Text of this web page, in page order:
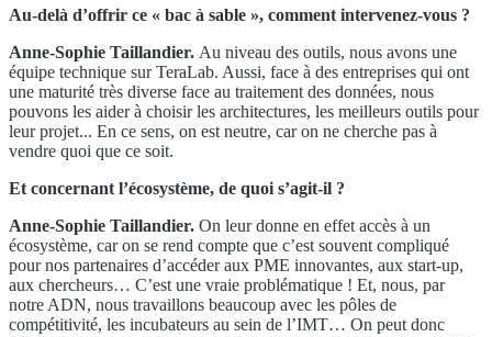
Au-delà d’offrir ce « bac à sable », comment intervenez-vous ?
Anne-Sophie Taillandier. Au niveau des outils, nous avons une
équipe technique sur TeraLab. Aussi, face à des entreprises qui ont
une maturité très diverse face au traitement des données, nous
pouvons les aider à choisir les architectures, les meilleurs outils pour
leur projet... En ce sens, on est neutre, car on ne cherche pas à
vendre quoi que ce soit.
Et concernant l’écosystème, de quoi s’agit-il ?
Anne-Sophie Taillandier. On leur donne en effet accès à un
écosystème, car on se rend compte que c’est souvent compliqué
pour nos partenaires d’accéder aux PME innovantes, aux start-up,
aux chercheurs… C’est une vraie problématique ! Et, nous, par
notre ADN, nous travaillons beaucoup avec les pôles de
compétitivité, les incubateurs au sein de l’IMT… On peut donc